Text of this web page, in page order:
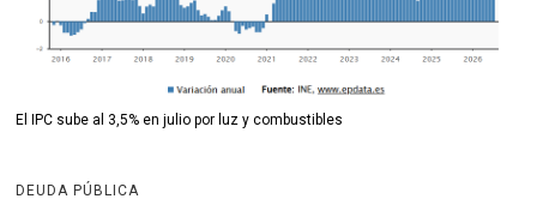
El IPC sube al 3,5% en julio por luz y combustibles
DEUDA PÚBLICA